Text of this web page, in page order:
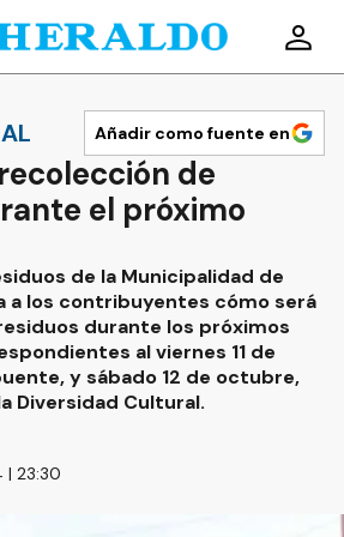
Añadir como fuente en
de
el próximo
de la Municipalidad de
a los contribuyentes cómo será
durante los próximos
al viernes 11 de
y sábado 12 de octubre,
Diversidad Cultural.
23:30